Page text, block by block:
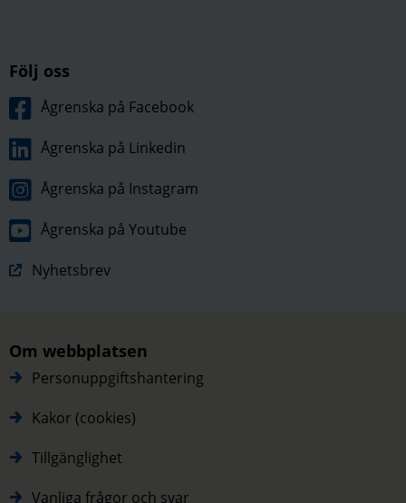
Följ oss
Ågrenska på Facebook
Ågrenska på Linkedin
Ågrenska på Instagram
Ågrenska på Youtube
Nyhetsbrev
Om webbplatsen
Personuppgiftshantering
Kakor (cookies)
Tillgänglighet
Vanliga frågor och svar